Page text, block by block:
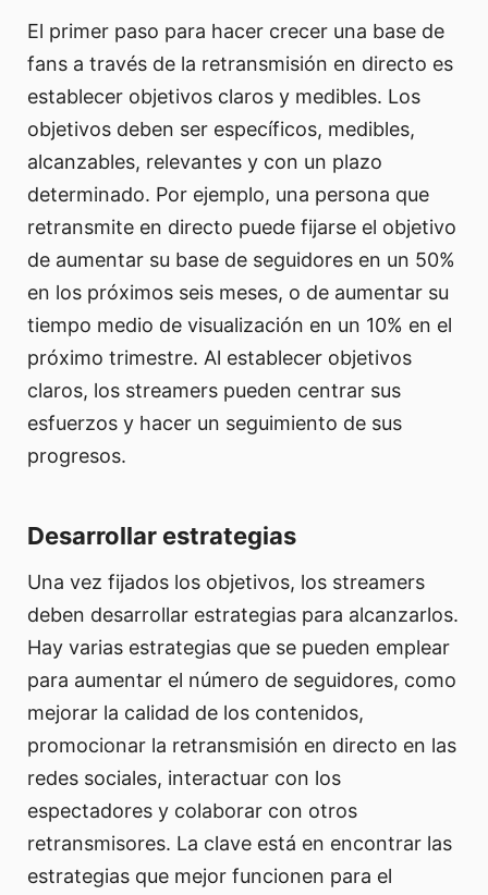
El primer paso para hacer crecer una base de
fans a través de la retransmisión en directo es
establecer objetivos claros y medibles. Los
objetivos deben ser específicos, medibles,
alcanzables, relevantes y con un plazo
determinado. Por ejemplo, una persona que
retransmite en directo puede fijarse el objetivo
de aumentar su base de seguidores en un 50%
en los próximos seis meses, o de aumentar su
tiempo medio de visualización en un 10% en el
próximo trimestre. Al establecer objetivos
claros, los streamers pueden centrar sus
esfuerzos y hacer un seguimiento de sus
progresos.
Desarrollar estrategias
Una vez fijados los objetivos, los streamers
deben desarrollar estrategias para alcanzarlos.
Hay varias estrategias que se pueden emplear
para aumentar el número de seguidores, como
mejorar la calidad de los contenidos,
promocionar la retransmisión en directo en las
redes sociales, interactuar con los
espectadores y colaborar con otros
retransmisores. La clave está en encontrar las
estrategias que mejor funcionen para el